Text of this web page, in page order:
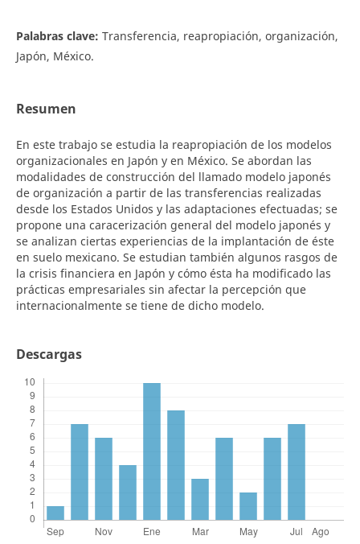
Palabras clave: Transferencia, reapropiación, organización,
Japón, México.
Resumen
En este trabajo se estudia la reapropiación de los modelos
organizacionales en Japón y en México. Se abordan las
modalidades de construcción del llamado modelo japonés
de organización a partir de las transferencias realizadas
desde los Estados Unidos y las adaptaciones efectuadas; se
propone una caracerización general del modelo japonés y
se analizan ciertas experiencias de la implantación de éste
en suelo mexicano. Se estudian también algunos rasgos de
la crisis financiera en Japón y cómo ésta ha modificado las
prácticas empresariales sin afectar la percepción que
internacionalmente se tiene de dicho modelo.
Descargas